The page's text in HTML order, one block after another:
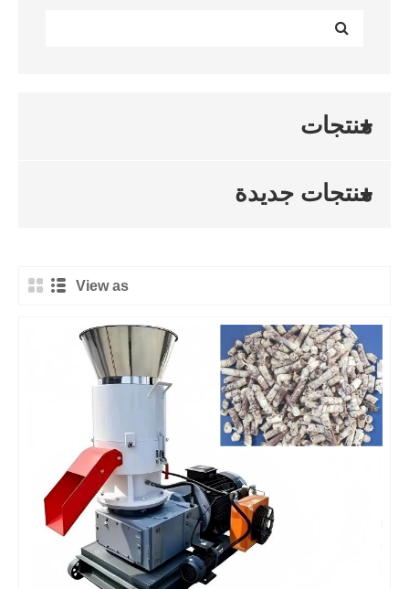
منتجات
منتجات جديدة
View as